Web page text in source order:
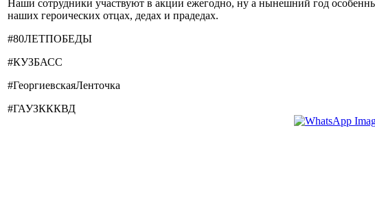
Наши сотрудники участвуют в акции ежегодно, ну а нынешний год
наших героических отцах, дедах и прадедах.
#80ЛЕТПОБЕДЫ
#КУЗБАСС
#ГеоргиевскаяЛенточка
#ГАУЗКККВД